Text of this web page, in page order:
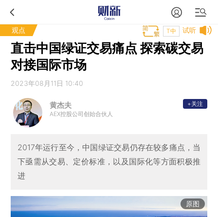
观点 试听
T中
直击中国绿证交易痛点 探索碳交易
对接国际市场
2023年08月11日 10:40
黄杰夫
AEX控股公司创始合伙人
+关注
2017年运行至今，中国绿证交易仍存在较多痛点，当
下亟需从交易、定价标准，以及国际化等方面积极推
进
原图